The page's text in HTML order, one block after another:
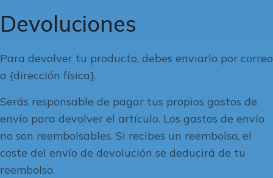
Devoluciones
Para devolver tu producto, debes enviarlo por correo
a {dirección física}.
Serás responsable de pagar tus propios gastos de
envío para devolver el artículo. Los gastos de envío
no son reembolsables. Si recibes un reembolso, el
coste del envío de devolución se deducirá de tu
reembolso.